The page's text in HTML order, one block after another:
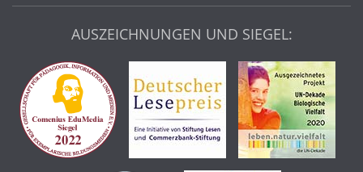
AUSZEICHNUNGEN UND SIEGEL: